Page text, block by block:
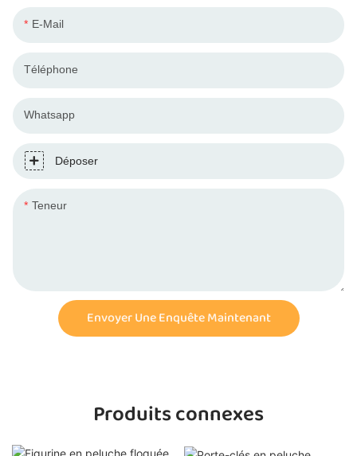
E-Mail
Téléphone
Whatsapp
Déposer
Teneur
Envoyer Une Enquête Maintenant
Produits connexes